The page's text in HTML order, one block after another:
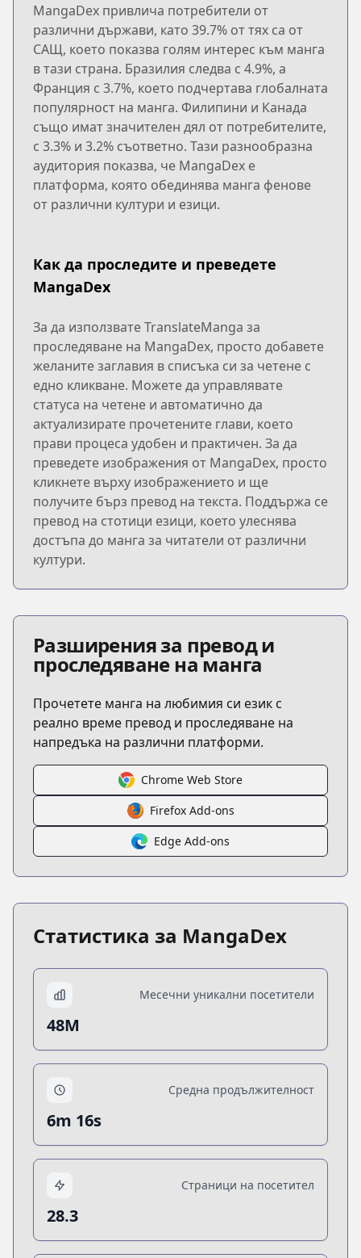
MangaDex привлича потребители от
различни държави, като 39.7% от тях са от
САЩ, което показва голям интерес към манга
в тази страна. Бразилия следва с 4.9%, а
Франция с 3.7%, което подчертава глобалната
популярност на манга. Филипини и Канада
също имат значителен дял от потребителите,
с 3.3% и 3.2% съответно. Тази разнообразна
аудитория показва, че MangaDex е
платформа, която обединява манга фенове
от различни култури и езици.
Как да проследите и преведете
MangaDex
За да използвате TranslateManga за
проследяване на MangaDex, просто добавете
желаните заглавия в списъка си за четене с
едно кликване. Можете да управлявате
статуса на четене и автоматично да
актуализирате прочетените глави, което
прави процеса удобен и практичен. За да
преведете изображения от MangaDex, просто
кликнете върху изображението и ще
получите бърз превод на текста. Поддържа се
превод на стотици езици, което улеснява
достъпа до манга за читатели от различни
култури.
Разширения за превод и
проследяване на манга
Прочетете манга на любимия си език с
реално време превод и проследяване на
напредъка на различни платформи.
Chrome Web Store
Firefox Add-ons
Edge Add-ons
Статистика за MangaDex
Месечни уникални посетители
48M
Средна продължителност
6m 16s
Страници на посетител
28.3